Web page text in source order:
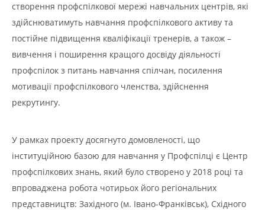
створення профспілкової мережі навчальних центрів, які
здійснюватимуть навчання профспілкового активу та
постійне підвищення кваліфікації тренерів, а також –
вивчення і поширення кращого досвіду діяльності
профспілок з питань навчання спілчан, посилення
мотивації профспілкового членства, здійснення
рекрутингу.
У рамках проекту досягнуто домовленості, що
інституційною базою для навчання у Профспілці є Центр
профспілкових знань, який було створено у 2018 році та
впроваджена робота чотирьох його регіональних
представництв: Західного (м. Івано-Франківськ), Східного